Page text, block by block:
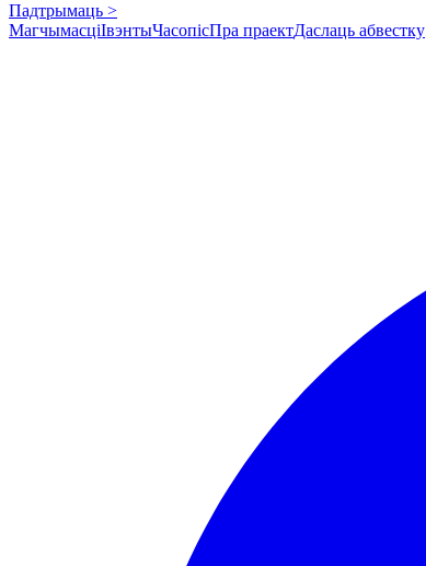
Падтрымаць >
МагчымасціІвэнтыЧасопісПра праектДаслаць абвестку